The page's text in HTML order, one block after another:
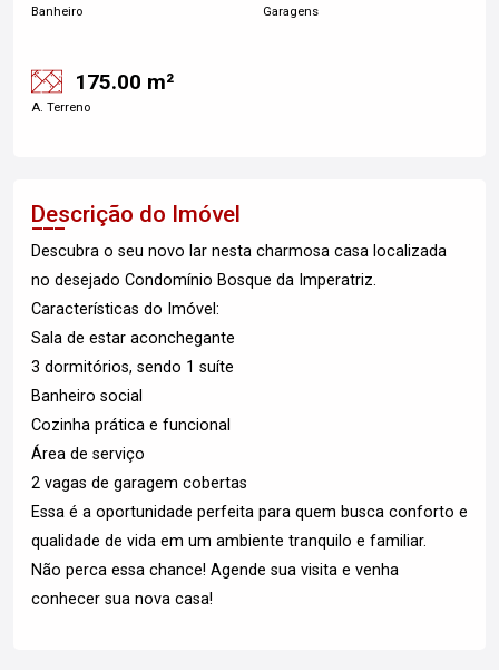
Banheiro Garagens
175.00 m²
A. Terreno
Descrição do Imóvel
Descubra o seu novo lar nesta charmosa casa localizada
no desejado Condomínio Bosque da Imperatriz.
Características do Imóvel:
Sala de estar aconchegante
3 dormitórios, sendo 1 suíte
Banheiro social
Cozinha prática e funcional
Área de serviço
2 vagas de garagem cobertas
Essa é a oportunidade perfeita para quem busca conforto e
qualidade de vida em um ambiente tranquilo e familiar.
Não perca essa chance! Agende sua visita e venha
conhecer sua nova casa!